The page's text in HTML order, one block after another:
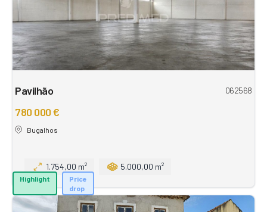
Pavilhão 062568
780 000 €
Bugalhos
1.754,00 m² 5.000,00 m²
Highlight
Price
drop